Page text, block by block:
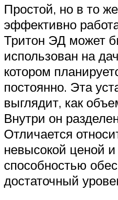
Простой, но в то
эффективно
Тритон ЭД может
использован на
котором
постоянно. Эта
выглядит, как
Внутри он
Отличается
невысокой ценой
способностью
достаточный